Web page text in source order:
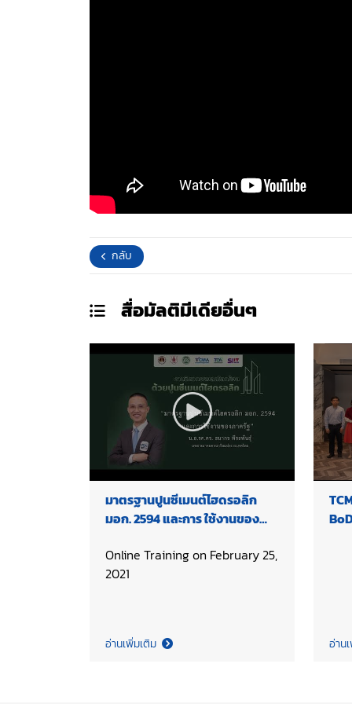
กลับ
สื่อมัลติมีเดียอื่นๆ
มาตรฐานปูนซีเมนต์ไฮดรอลิก
มอก. 2594 และการ ใช้งานของ
Online Training on February 25,
2021
อ่านเพิ่มเติม อ่าน